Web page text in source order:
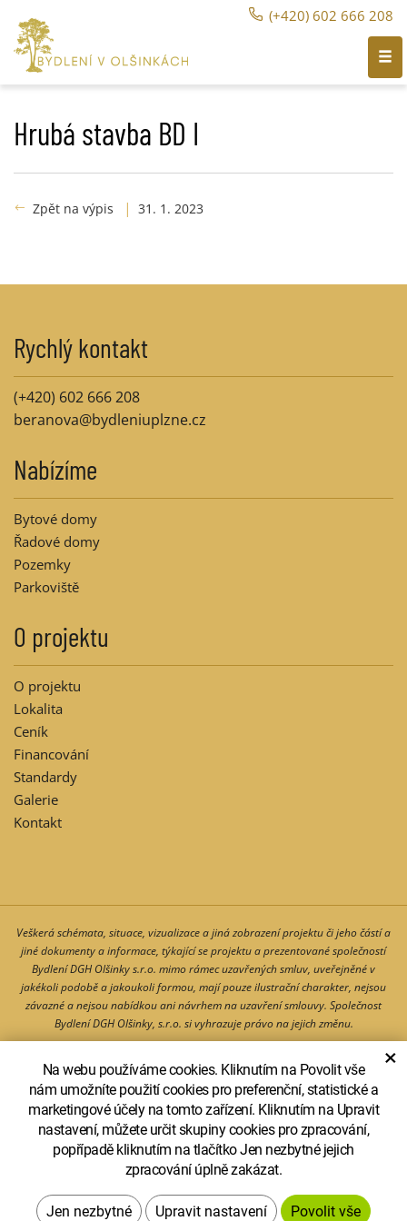
Na webu používáme cookies. Kliknutím na Povolit vše
nám umožníte použití cookies pro preferenční, statistické a
marketingové účely na tomto zařízení. Kliknutím na Upravit
nastavení, můžete určit skupiny cookies pro zpracování,
popřípadě kliknutím na tlačítko Jen nezbytné jejich
zpracování úplně zakázat.
Upravit nastavení
×
(+420) 602 666 208
Hrubá stavba BD I
Zpět na výpis | 31. 1. 2023
Rychlý kontakt
(+420) 602 666 208
beranova@bydleniuplzne.cz
Nabízíme
Bytové domy
Řadové domy
Pozemky
Parkoviště
O projektu
O projektu
Lokalita
Ceník
Financování
Standardy
Galerie
Kontakt
Veškerá schémata, situace, vizualizace a jiná zobrazení projektu či jeho částí a
jiné dokumenty a informace, týkající se projektu a prezentované společností
Bydlení DGH Olšinky s.r.o. mimo rámec uzavřených smluv, uveřejněné v
jakékoli podobě a jakoukoli formou, mají pouze ilustrační charakter, nejsou
závazné a nejsou nabídkou ani návrhem na uzavření smlouvy. Společnost
Bydlení DGH Olšinky, s.r.o. si vyhrazuje právo na jejich změnu.
Copyright © Bydlení v Olšinkách |Ochrana osobních údajů| Zobrazit
klasickou verzi
Marketing zajišťuje společnost D.A.Bydlení EU, s.r.o.